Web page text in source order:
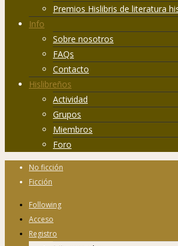
Premios Hislibris de literatura
Info
Sobre nosotros
FAQs
Contacto
Hislibreños
Actividad
Grupos
Miembros
Foro
No ficción
Ficción
Following
Acceso
Registro